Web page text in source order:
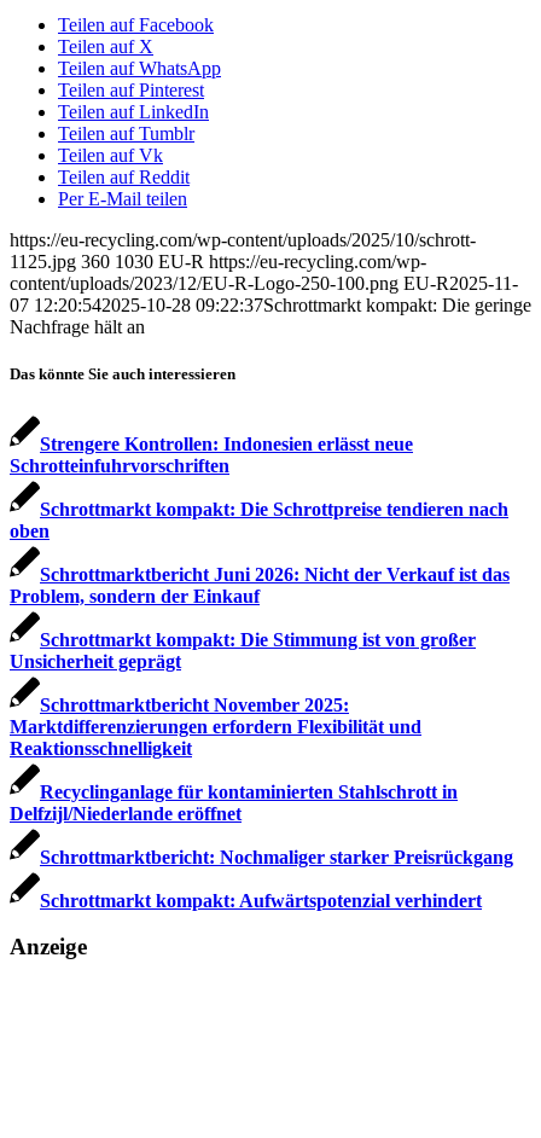
Teilen auf Facebook
Teilen auf X
Teilen auf WhatsApp
Teilen auf Pinterest
Teilen auf LinkedIn
Teilen auf Tumblr
Teilen auf Vk
Teilen auf Reddit
Per E-Mail teilen
https://eu-recycling.com/wp-content/uploads/2025/10/schrott-
1125.jpg 360 1030 EU-R https://eu-recycling.com/wp-
content/uploads/2023/12/EU-R-Logo-250-100.png EU-R2025-11-
07 12:20:542025-10-28 09:22:37Schrottmarkt kompakt: Die geringe
Nachfrage hält an
Das könnte Sie auch interessieren
Strengere Kontrollen: Indonesien erlässt neue
Schrotteinfuhrvorschriften
Schrottmarkt kompakt: Die Schrottpreise tendieren nach
oben
Schrottmarktbericht Juni 2026: Nicht der Verkauf ist das
Problem, sondern der Einkauf
Schrottmarkt kompakt: Die Stimmung ist von großer
Unsicherheit geprägt
Schrottmarktbericht November 2025:
Marktdifferenzierungen erfordern Flexibilität und
Reaktionsschnelligkeit
Recyclinganlage für kontaminierten Stahlschrott in
Delfzijl/Niederlande eröffnet
Schrottmarktbericht: Nochmaliger starker Preisrückgang
Schrottmarkt kompakt: Aufwärtspotenzial verhindert
Anzeige